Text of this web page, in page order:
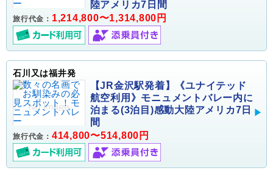
陸アメリカ7日間
旅行代金： 1,214,800〜1,314,800円
石川又は福井発
【JR金沢駅発着】《ユナイテッド
航空利用》モニュメントバレー内に
泊まる(3泊目)感動大陸アメリカ7日
間
旅行代金： 414,800〜514,800円